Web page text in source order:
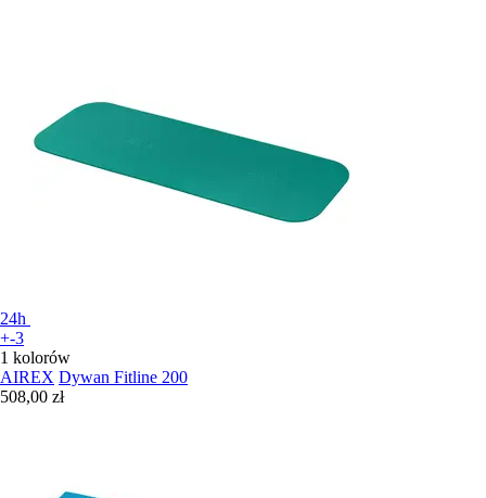
24h
+-3
1 kolorów
AIREX Dywan Fitline 200
508,00 zł